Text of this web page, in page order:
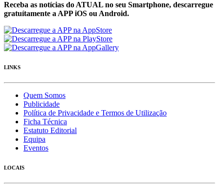
Receba as notícias do ATUAL no seu Smartphone, descarregue
gratuítamente a APP iOS ou Android.
LINKS
Quem Somos
Publicidade
Política de Privacidade e Termos de Utilização
Ficha Técnica
Estatuto Editorial
Equipa
Eventos
LOCAIS